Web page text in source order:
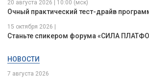
20 августа 2026 | 10:00 (мск)
Очный практический тест-драйв
15 октября 2026 |
Станьте спикером форума «СИЛА
НОВОСТИ
7 августа 2026